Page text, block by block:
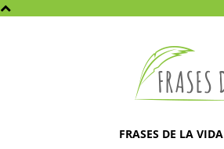
FRASES DE LA VIDA